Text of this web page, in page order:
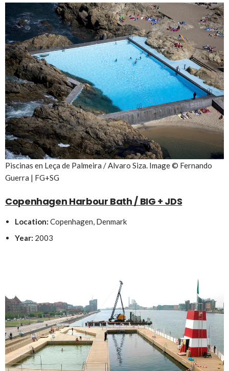
Piscinas en Leça de Palmeira / Alvaro Siza. Image © Fernando
Guerra | FG+SG
Copenhagen Harbour Bath / BIG + JDS
Location: Copenhagen, Denmark
Year: 2003